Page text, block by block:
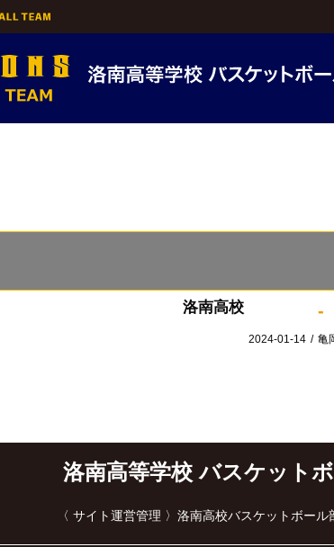
洛南高校 -
2024-01-14 / 亀
洛南高等学校 バスケット
〈 サイト運営管理 〉洛南高校バスケットボ